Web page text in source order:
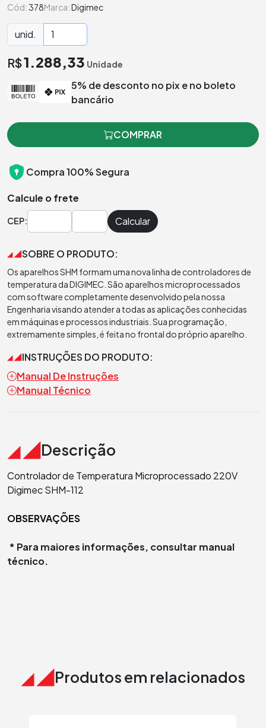
Cód:378Marca:Digimec
unid.
R$1.288,33 Unidade
5% de desconto no pix e no boleto
bancário
COMPRAR
Compra 100% Segura
Calcule o frete
CEP: Calcular
SOBRE O PRODUTO:
Os aparelhos SHM formam uma nova linha de controladores de
temperatura da DIGIMEC. São aparelhos microprocessados
com software completamente desenvolvido pela nossa
Engenharia visando atender a todas as aplicações conhecidas
em máquinas e processos industriais. Sua programação,
extremamente simples, é feita no frontal do próprio aparelho.
INSTRUÇÕES DO PRODUTO:
Manual De Instruções
Manual Técnico
Descrição
Controlador de Temperatura Microprocessado 220V
Digimec SHM-112
OBSERVAÇÕES
* Para maiores informações, consultar manual
técnico.
Produtos em relacionados